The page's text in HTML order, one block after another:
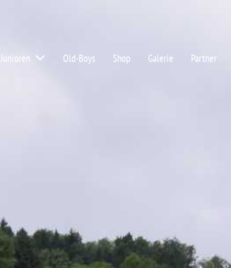
Junioren Old-Boys Shop Galerie
Partner